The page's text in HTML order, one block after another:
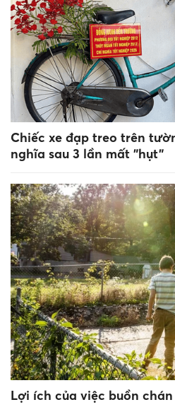
Chiếc xe đạp treo trên
nghĩa sau 3 lần mất "hụt"
Lợi ích của việc buồn